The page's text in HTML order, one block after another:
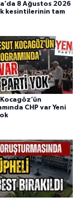
8 Ağustos 2026
kesintilerinin tam
CHP var Yeni